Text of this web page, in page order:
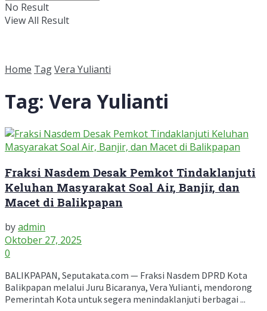
No Result
View All Result
Home TagVera Yulianti
Tag: Vera Yulianti
Fraksi Nasdem Desak Pemkot Tindaklanjuti
Keluhan Masyarakat Soal Air, Banjir, dan
Macet di Balikpapan
byadmin
Oktober 27, 2025
0
BALIKPAPAN, Seputakata.com — Fraksi Nasdem DPRD Kota
Balikpapan melalui Juru Bicaranya, Vera Yulianti, mendorong
Pemerintah Kota untuk segera menindaklanjuti berbagai ...